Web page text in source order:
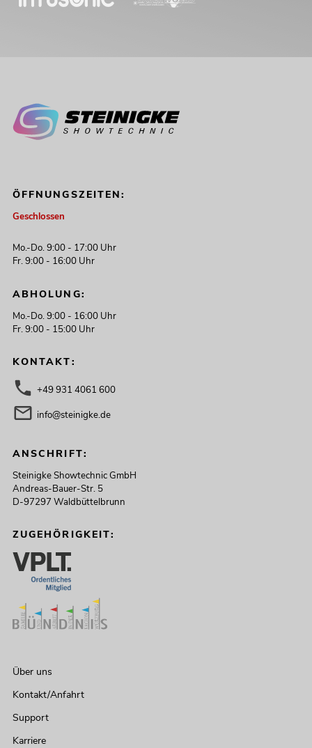
ÖFFNUNGSZEITEN:
Geschlossen
Mo.-Do. 9:00 - 17:00 Uhr
Fr. 9:00 - 16:00 Uhr
ABHOLUNG:
Mo.-Do. 9:00 - 16:00 Uhr
Fr. 9:00 - 15:00 Uhr
KONTAKT:
+49 931 4061 600
info@steinigke.de
ANSCHRIFT:
Steinigke Showtechnic GmbH
Andreas-Bauer-Str. 5
D-97297 Waldbüttelbrunn
ZUGEHÖRIGKEIT:
Über uns
Kontakt/Anfahrt
Support
Karriere